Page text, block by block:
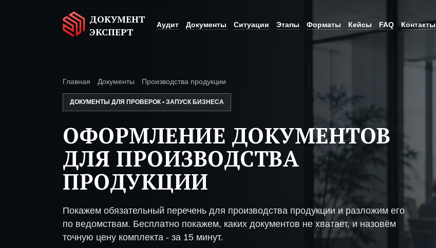
ДОКУМЕНТ
ЭКСПЕРТ
Аудит Документы Ситуации Этапы Форматы Кейсы FAQ Контакты
Главная Документы Производства продукции
ДОКУМЕНТЫ ДЛЯ ПРОВЕРОК • ЗАПУСК БИЗНЕСА
ОФОРМЛЕНИЕ ДОКУМЕНТОВ
ДЛЯ ПРОИЗВОДСТВА
ПРОДУКЦИИ
Покажем обязательный перечень для производства продукции и разложим его
по ведомствам. Бесплатно покажем, каких документов не хватает, и назовём
точную цену комплекта - за 15 минут.